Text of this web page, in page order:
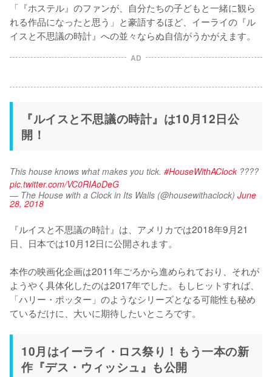
「『ホステル』のファンが、自分たちの子どもと一緒に観ら
れる作品になったと思う」と豪語するほど、イーライの『ル
イスと不思議の時計』への並々ならぬ自信がうかがえます。
AD
『ルイスと不思議の時計』は10月12日公
開！
This house knows what makes you tick. #HouseWithAClock
pic.twitter.com/VC0RIAoDeG
— The House with a Clock in Its Walls (@housewithaclock) June
28, 2018
『ルイスと不思議の時計』は、アメリカでは2018年9月21
日、日本では10月12日に公開されます。
本作の映画化企画は2011年ごろから進められており、それが
ようやく具体化したのは2017年でした。もしヒットすれば、
「ハリー・ポッター」のようなシリーズとなる可能性も秘め
ているだけに、大いに期待したいところです。
10月はイーライ・ロス祭り！もう一本の新
作『デス・ウィッシュ』も公開